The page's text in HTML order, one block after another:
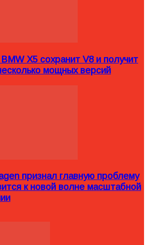
X5 сохранит V8 и получит
мощных версий
признал главную проблему
к новой волне масштабной